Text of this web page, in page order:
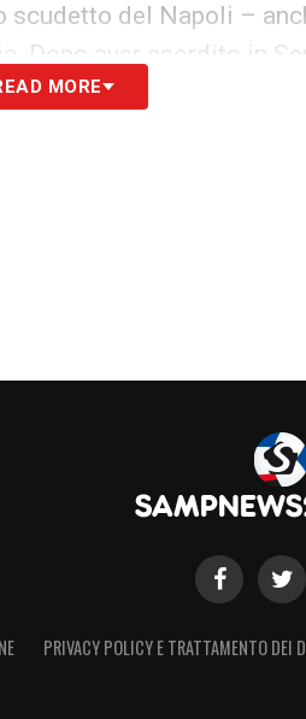
del Napoli –
Dopo aver esordito in
ritornare alla Samp la
MORE
PRIVACY POLICY E TRATTAMENTO DEI